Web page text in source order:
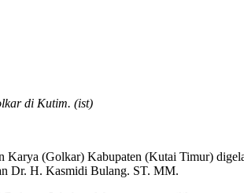
di Kutim. (ist)
(Golkar) Kabupaten (Kutai Timur)
Dr. H. Kasmidi Bulang. ST. MM.